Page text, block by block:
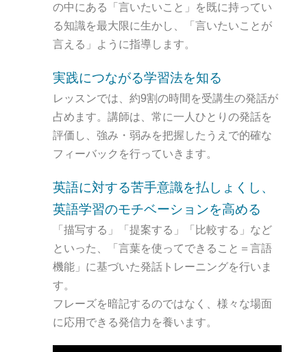
の中にある「言いたいこと」を既に持ってい
る知識を最大限に生かし、「言いたいことが
言える」ように指導します。
実践につながる学習法を知る
レッスンでは、約9割の時間を受講生の発話が
占めます。講師は、常に一人ひとりの発話を
評価し、強み・弱みを把握したうえで的確な
フィーバックを行っていきます。
英語に対する苦手意識を払しょくし、
英語学習のモチベーションを高める
「描写する」「提案する」「比較する」など
といった、「言葉を使ってできること＝言語
機能」に基づいた発話トレーニングを行いま
す。
フレーズを暗記するのではなく、様々な場面
に応用できる発信力を養います。